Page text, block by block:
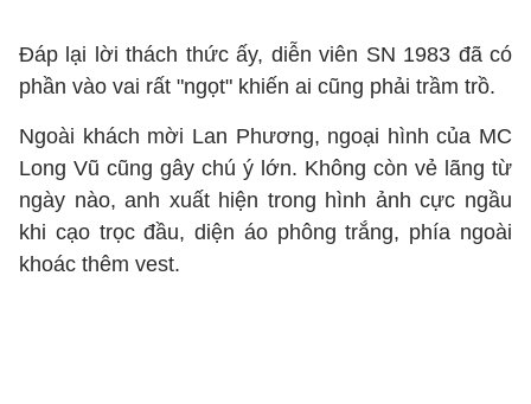
Đáp lại lời thách thức ấy, diễn viên SN 1983 đã có
phần vào vai rất "ngọt" khiến ai cũng phải trầm trồ.
Ngoài khách mời Lan Phương, ngoại hình của MC
Long Vũ cũng gây chú ý lớn. Không còn vẻ lãng từ
ngày nào, anh xuất hiện trong hình ảnh cực ngầu
khi cạo trọc đầu, diện áo phông trắng, phía ngoài
khoác thêm vest.